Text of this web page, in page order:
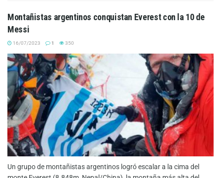
Montañistas argentinos conquistan Everest con la 10 de
Messi
16/07/2023 1 350
Un grupo de montañistas argentinos logró escalar a la cima del